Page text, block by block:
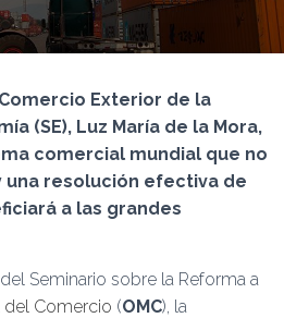
A
G
C
I
Exterior de la
(SE), Luz María de la Mora,
comercial mundial que no
una resolución efectiva de
a las grandes
Seminario sobre la Reforma a
del Comercio (OMC), la